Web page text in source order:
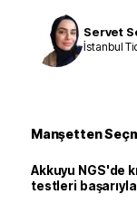
Servet
İstanbul
Manşetten
Akkuyu NGS'de
testleri